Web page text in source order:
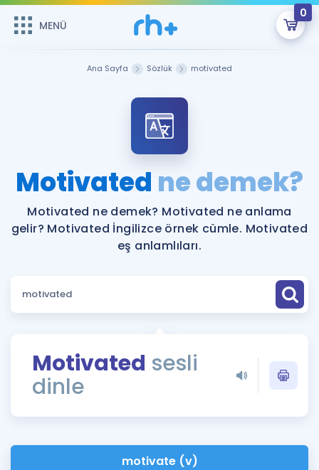
MENÜ
0
ÜYE DEĞİLİM
Sepetin Şu An Boş.
Remzi Hoca ile seni sınava hazırlayacak onlarca eğitim seni
bekliyor!
MENÜ
Faydalı Araçlar
Sözlük
Rehberlik Aracı
ÖSYM Sınav Takvimi
Hakkımızda
Ana Sayfa Sözlük motivated
Motivated ne demek?
Motivated ne demek? Motivated ne anlama
gelir? Motivated İngilizce örnek cümle. Motivated
eş anlamlıları.
Motivated sesli
dinle
motivate (v)